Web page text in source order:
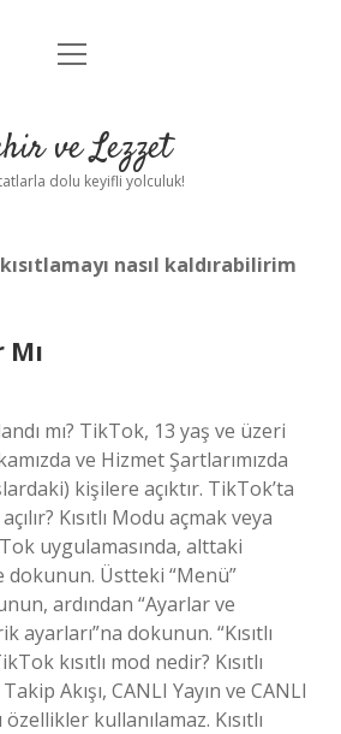
Anasayfa
Yasal Uyarı
menüyü
ve Lezzet
dolu keyifli yolculuk!
nasıl kaldırabilirim
mı? TikTok, 13 yaş ve üzeri
ve Hizmet Şartlarımızda
kişilere açıktır. TikTok’ta
Kısıtlı Modu açmak veya
uygulamasında, alttaki
dokunun. Üstteki “Menü”
ardından “Ayarlar ve
ayarları”na dokunun. “Kısıtlı
kısıtlı mod nedir? Kısıtlı
Akışı, CANLI Yayın ve CANLI
kullanılamaz. Kısıtlı